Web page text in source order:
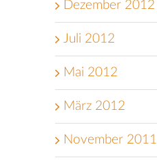
Dezember 2012
Juli 2012
Mai 2012
März 2012
November 2011